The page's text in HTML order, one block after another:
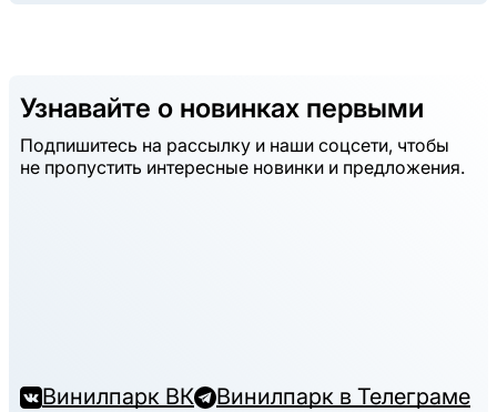
Узнавайте о новинках первыми
Подпишитесь на рассылку и наши соцсети, чтобы
не пропустить интересные новинки и предложения.
Винилпарк ВК Винилпарк в Телеграме